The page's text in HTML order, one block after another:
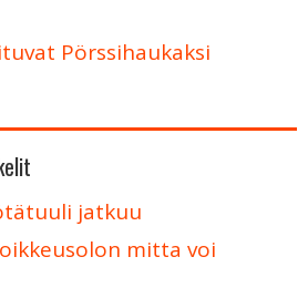
Pörssihaukaksi
jatkuu
mitta voi